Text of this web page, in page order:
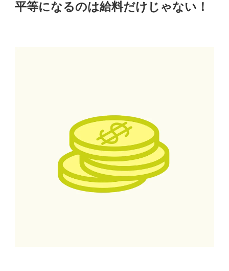
平等になるのは給料だけじゃない！